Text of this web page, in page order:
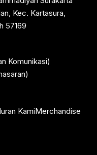
Kec. Kartasura,
57169
Komunikasi)
KamiMerchandise